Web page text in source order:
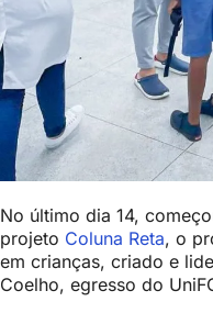
No último dia 14,
projeto Coluna Reta, o
em crianças, criado e
Coelho, egresso do